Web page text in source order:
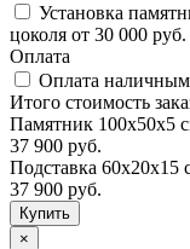
Установка
цоколя от 30 000 руб.
Оплата
Оплата
Итого стоимость
Памятник 100х50х5
37 900 руб.
Подставка 60х20х15
37 900 руб.
×